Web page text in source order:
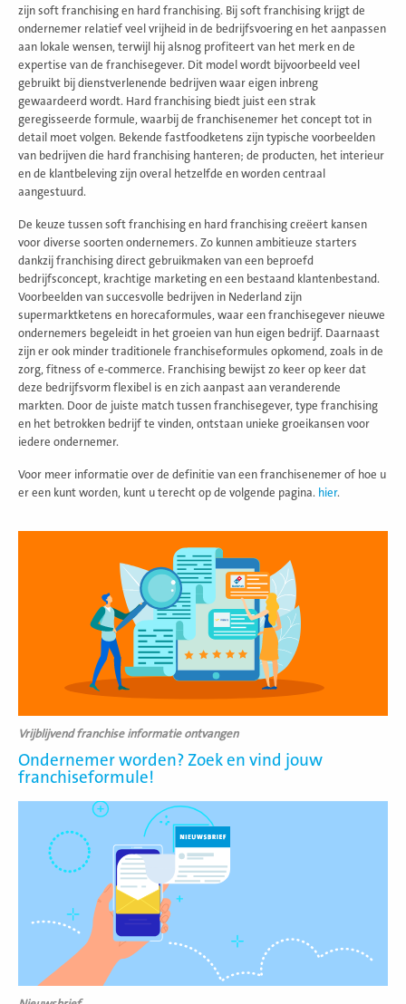
zijn soft franchising en hard franchising. Bij soft franchising krijgt de
ondernemer relatief veel vrijheid in de bedrijfsvoering en het aanpassen
aan lokale wensen, terwijl hij alsnog profiteert van het merk en de
expertise van de franchisegever. Dit model wordt bijvoorbeeld veel
gebruikt bij dienstverlenende bedrijven waar eigen inbreng
gewaardeerd wordt. Hard franchising biedt juist een strak
geregisseerde formule, waarbij de franchisenemer het concept tot in
detail moet volgen. Bekende fastfoodketens zijn typische voorbeelden
van bedrijven die hard franchising hanteren; de producten, het interieur
en de klantbeleving zijn overal hetzelfde en worden centraal
aangestuurd.
De keuze tussen soft franchising en hard franchising creëert kansen
voor diverse soorten ondernemers. Zo kunnen ambitieuze starters
dankzij franchising direct gebruikmaken van een beproefd
bedrijfsconcept, krachtige marketing en een bestaand klantenbestand.
Voorbeelden van succesvolle bedrijven in Nederland zijn
supermarktketens en horecaformules, waar een franchisegever nieuwe
ondernemers begeleidt in het groeien van hun eigen bedrijf. Daarnaast
zijn er ook minder traditionele franchiseformules opkomend, zoals in de
zorg, fitness of e-commerce. Franchising bewijst zo keer op keer dat
deze bedrijfsvorm flexibel is en zich aanpast aan veranderende
markten. Door de juiste match tussen franchisegever, type franchising
en het betrokken bedrijf te vinden, ontstaan unieke groeikansen voor
iedere ondernemer.
Voor meer informatie over de definitie van een franchisenemer of hoe u
er een kunt worden, kunt u terecht op de volgende pagina. hier.
Vrijblijvend franchise informatie ontvangen
Ondernemer worden? Zoek en vind jouw
franchiseformule!